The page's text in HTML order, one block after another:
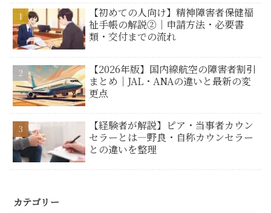
【初めての人向け】精神障害者保健福
祉手帳の解説②｜申請方法・必要書
類・交付までの流れ
【2026年版】国内線航空の障害者割引
まとめ｜JAL・ANAの違いと最新の変
更点
【経験者が解説】ピア・当事者カウン
セラーとは―野良・自称カウンセラー
との違いを整理
カテゴリー